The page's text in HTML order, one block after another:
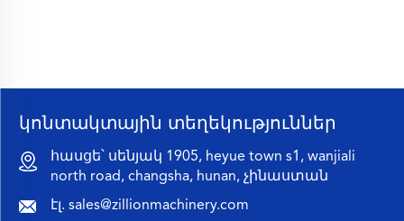
կոնտակտային տեղեկություններ
հասցե՝ սենյակ 1905, heyue town s1, wanjiali
north road, changsha, hunan, չինաստան
էլ.sales@zillionmachinery.com